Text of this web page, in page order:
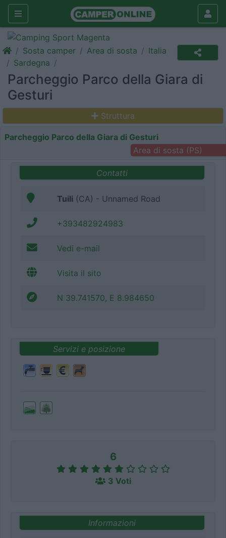
Sosta camper Area di sosta
Italia
Sardegna
Parcheggio Parco della Giara di
Gesturi
Struttura
Parcheggio Parco della Giara di Gesturi
Area di sosta (PS)
Contatti
Tuili (CA) - Unnamed Road
+393482924983
Vedi e-mail
Visita il sito
N 39.741570, E 8.984650
Servizi e posizione
6
3 Voti
Informazioni